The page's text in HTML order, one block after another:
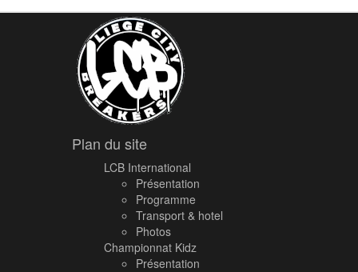
Plan du site
LCB International
Présentation
Programme
Transport & hotel
Photos
Championnat Kidz
Présentation